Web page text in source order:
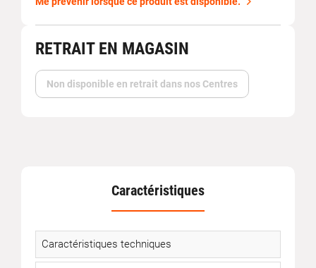
RETRAIT EN MAGASIN
Non disponible en retrait dans nos Centres
Caractéristiques
Caractéristiques techniques